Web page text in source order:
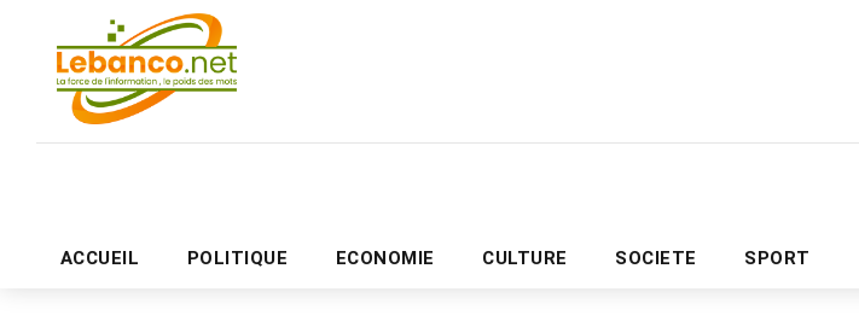
ACCUEIL POLITIQUE ECONOMIE CULTURE SOCIETE SPORTPUBLICITÉ